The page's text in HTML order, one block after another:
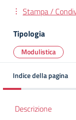
Stampa /
Tipologia
Modulistica
Indice della pagina
Descrizione